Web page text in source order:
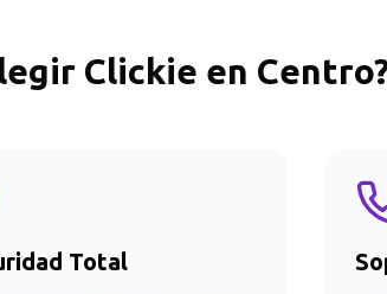
Clickie en Centro
Total